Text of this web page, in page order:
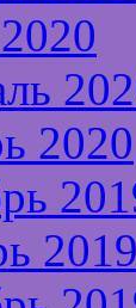
2020
2019